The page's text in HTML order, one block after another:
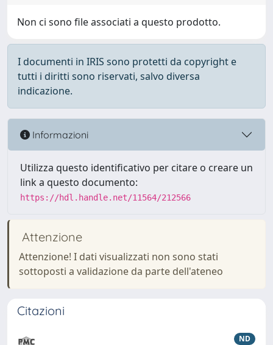
Non ci sono file associati a questo prodotto.
I documenti in IRIS sono protetti da copyright e
tutti i diritti sono riservati, salvo diversa
indicazione.
Informazioni
Utilizza questo identificativo per citare o creare un
link a questo documento:
https://hdl.handle.net/11564/212566
Attenzione
Attenzione! I dati visualizzati non sono stati
sottoposti a validazione da parte dell'ateneo
Citazioni
ND